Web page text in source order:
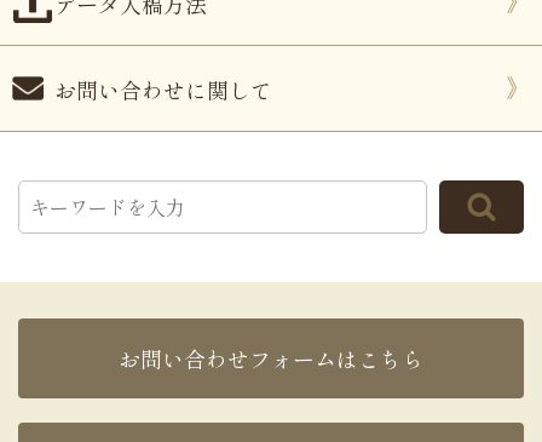
お問い合わせに関して
お問い合わせフォームはこちら